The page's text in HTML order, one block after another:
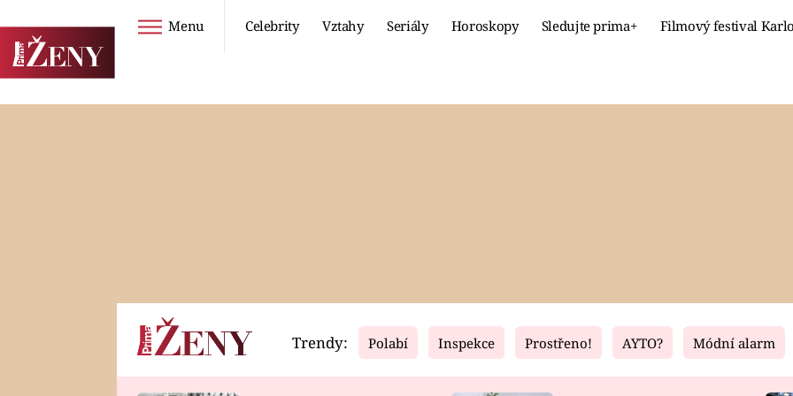
Menu Celebrity Vztahy Seriály Horoskopy Sledujte prima+ Filmový festival
Horoskopy Video Fresh Living
Trendy: Polabí Inspekce Prostřeno! AYTO? Módní alarm